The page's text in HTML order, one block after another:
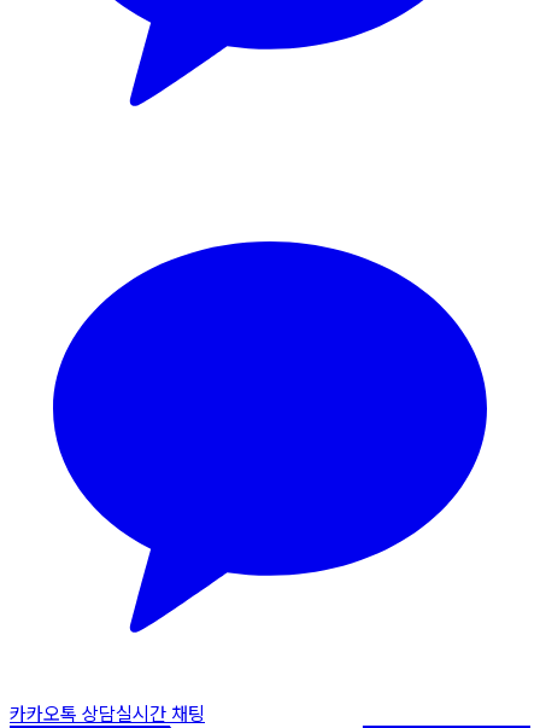
카카오톡 상담실시간 채팅